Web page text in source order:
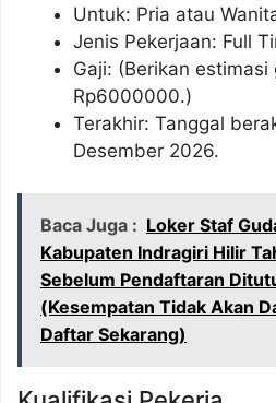
Untuk: Pria atau
Jenis Pekerjaan: Full
Gaji: (Berikan estimasi
Rp6000000.)
Terakhir: Tanggal
Desember 2026.
Baca Juga : Loker Staf
Kabupaten Indragiri Hilir
Sebelum Pendaftaran
(Kesempatan Tidak Akan
Daftar Sekarang)